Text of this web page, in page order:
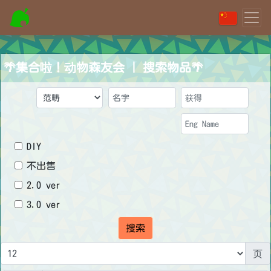
🌴集合啦！动物森友会 | 搜索物品🌴
DIY
不出售
2.0 ver
3.0 ver
搜索
页